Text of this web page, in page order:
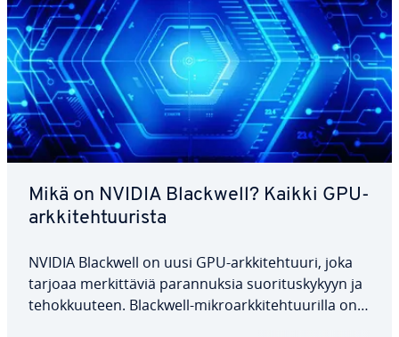
Mikä on NVIDIA Blackwell? Kaikki GPU-
ark­ki­teh­tuu­ris­ta
NVIDIA Blackwell on uusi GPU-ark­ki­teh­tuu­ri, joka
tarjoaa mer­kit­tä­viä pa­ran­nuk­sia suo­ri­tus­ky­kyyn ja
te­hok­kuu­teen. Blackwell-mik­roark­ki­teh­tuu­ril­la on